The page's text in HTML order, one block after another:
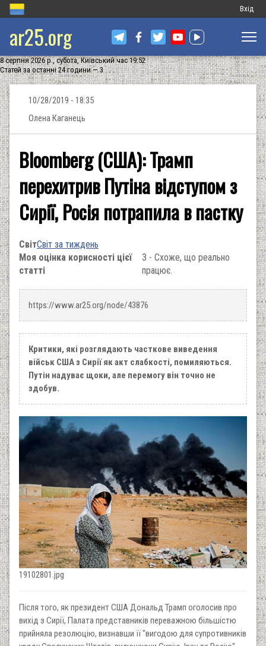
Меню
запису
Вхід
ar25.org
8 серпня 2026 р., субота, Київський час 19:52
Статей за останні 24 години — 3
10/28/2019 - 18:35
Олена Каганець
Bloomberg (США): Трамп
перехитрив Путіна відступом з
Сирії, Росія потрапила в пастку
СвітСвіт за тиждень
Моя оцінка корисності цієї
статті
3 - Схоже, що реально
працює.
https://www.ar25.org/node/43876
Критики, які розглядають часткове виведення
військ США з Сирії як акт слабкості, помиляються.
Путін надуває щоки, але перемогу він точно не
здобув.
19102801.jpg
Після того, як президент США Дональд Трамп оголосив про
вихід з Сирії, Палата представників переважною більшістю
прийняла резолюцію, визнавши її "вигодою для супротивників